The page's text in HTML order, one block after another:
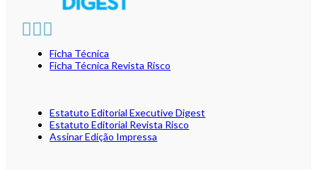
Ficha Técnica
Ficha Técnica Revista Risco
Estatuto Editorial Executive Digest
Estatuto Editorial Revista Risco
Assinar Edição Impressa